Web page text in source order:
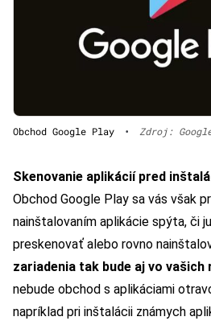
Obchod Google Play • Zdroj:
Skenovanie aplikácií pred
Obchod Google Play sa vás však
nainštalovaním aplikácie spýta, či
preskenovať alebo rovno
zariadenia tak bude aj vo vašich
nebude obchod s aplikáciami
napríklad pri inštalácii známych